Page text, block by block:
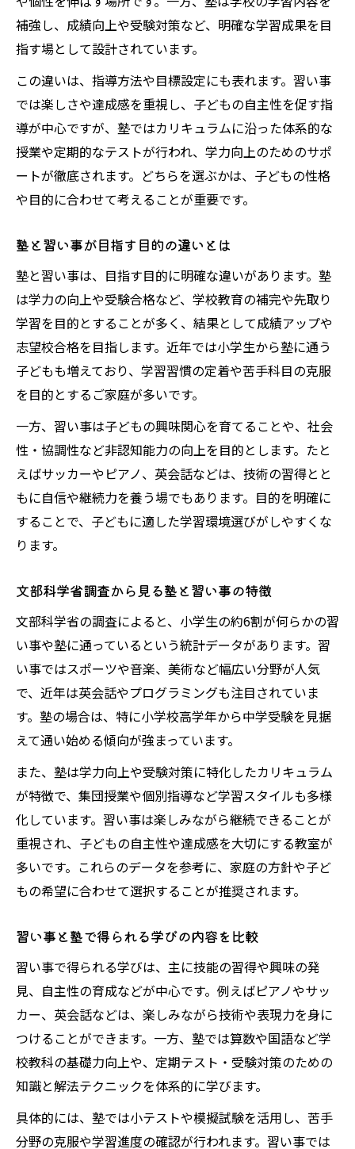
塾と習い事を組み合わせる際の注意点
塾だけでなく習い事も活かす方法
学習環境を選ぶ際に知っておきたいこと
塾選びで確認すべき学習環境の要素
習い事と塾の学習環境を比較する視点
塾の講師やサポート体制のチェック方法
子どもに合った塾の雰囲気を見極める
塾を始めるタイミングの目安と考え方
塾を始める最適なタイミングを考察
習い事から塾へ切り替える時期の判断軸
塾講師が見る子どもの伸びる特徴とは
塾に通う年齢や学年の目安を知ろう
習い事と塾で迷った場合の選択基準
習い事や塾の最新動向を調査データから解説
ベネッセ調査で見る塾と習い事の人気傾向
文部科学省データから習い事と塾の割合を
分析
小学生に多い習い事と塾の選び方の変化
補強し、成績向上や受験対策など、明確な学習成果を目
指す場として設計されています。
この違いは、指導方法や目標設定にも表れます。習い事
では楽しさや達成感を重視し、子どもの自主性を促す指
導が中心ですが、塾ではカリキュラムに沿った体系的な
授業や定期的なテストが行われ、学力向上のためのサポ
ートが徹底されます。どちらを選ぶかは、子どもの性格
や目的に合わせて考えることが重要です。
塾と習い事が目指す目的の違いとは
塾と習い事は、目指す目的に明確な違いがあります。塾
は学力の向上や受験合格など、学校教育の補完や先取り
学習を目的とすることが多く、結果として成績アップや
志望校合格を目指します。近年では小学生から塾に通う
子どもも増えており、学習習慣の定着や苦手科目の克服
を目的とするご家庭が多いです。
一方、習い事は子どもの興味関心を育てることや、社会
性・協調性など非認知能力の向上を目的とします。たと
えばサッカーやピアノ、英会話などは、技術の習得とと
もに自信や継続力を養う場でもあります。目的を明確に
することで、子どもに適した学習環境選びがしやすくな
ります。
文部科学省調査から見る塾と習い事の特徴
文部科学省の調査によると、小学生の約6割が何らかの習
い事や塾に通っているという統計データがあります。習
い事ではスポーツや音楽、美術など幅広い分野が人気
で、近年は英会話やプログラミングも注目されていま
す。塾の場合は、特に小学校高学年から中学受験を見据
えて通い始める傾向が強まっています。
また、塾は学力向上や受験対策に特化したカリキュラム
が特徴で、集団授業や個別指導など学習スタイルも多様
化しています。習い事は楽しみながら継続できることが
重視され、子どもの自主性や達成感を大切にする教室が
多いです。これらのデータを参考に、家庭の方針や子ど
もの希望に合わせて選択することが推奨されます。
習い事と塾で得られる学びの内容を比較
習い事で得られる学びは、主に技能の習得や興味の発
見、自主性の育成などが中心です。例えばピアノやサッ
カー、英会話などは、楽しみながら技術や表現力を身に
つけることができます。一方、塾では算数や国語など学
校教科の基礎力向上や、定期テスト・受験対策のための
知識と解法テクニックを体系的に学びます。
具体的には、塾では小テストや模擬試験を活用し、苦手
分野の克服や学習進度の確認が行われます。習い事では